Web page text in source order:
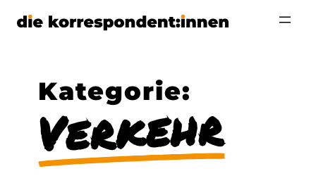
Zum
Kategorie:
Verkehr